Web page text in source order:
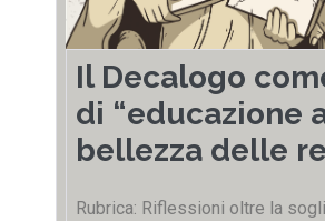
Il Decalogo
di “educazione
bellezza delle
Rubrica: Riflessioni oltre la